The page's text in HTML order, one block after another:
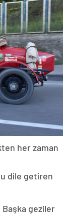
her zaman
dile getiren
Başka geziler